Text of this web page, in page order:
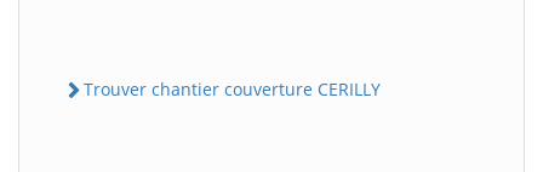
Trouver chantier couverture CERILLY